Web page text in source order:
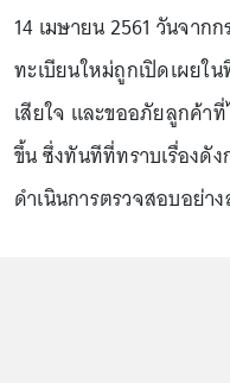
14 เมษายน 2561 วันจา
ทะเบียนใหม่ถูกเปิดเผยใ
เสียใจ และขออภัยลูกค้า
ขึ้น ซึ่งทันทีที่ทราบเรื่องดั
ดำเนินการตรวจสอบอย่า